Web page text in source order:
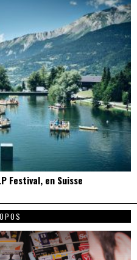
Festival, en Suisse